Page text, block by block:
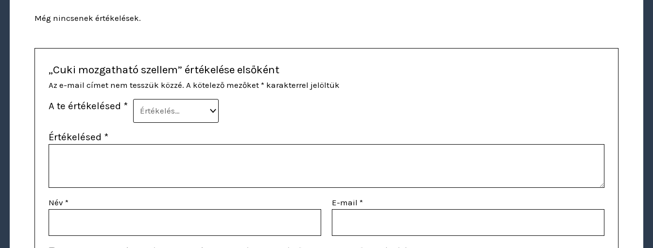
Még nincsenek értékelések.
„Cuki mozgatható szellem” értékelése elsőként
Az e-mail címet nem tesszük közzé. A kötelező mezőket* karakterrel jelöltük
A te értékelésed *
Értékelésed *
Név* E-mail*